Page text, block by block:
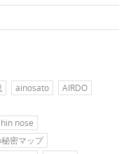
ainosato
AIRDO
nose
密マップ